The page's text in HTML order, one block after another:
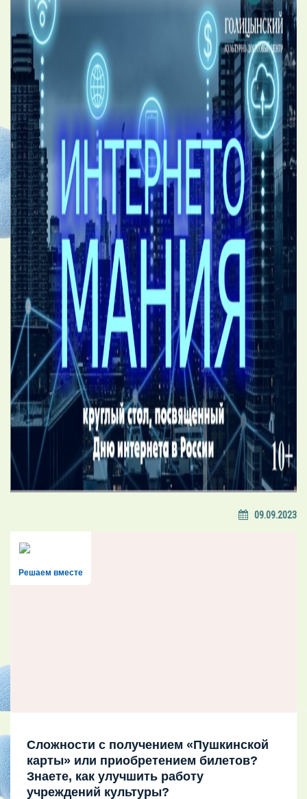
09.09.2023
Решаем вместе
Сложности с получением «Пушкинской
карты» или приобретением билетов?
Знаете, как улучшить работу
учреждений культуры?